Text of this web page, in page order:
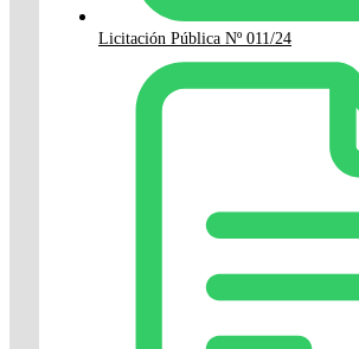
Licitación Pública Nº 011/24